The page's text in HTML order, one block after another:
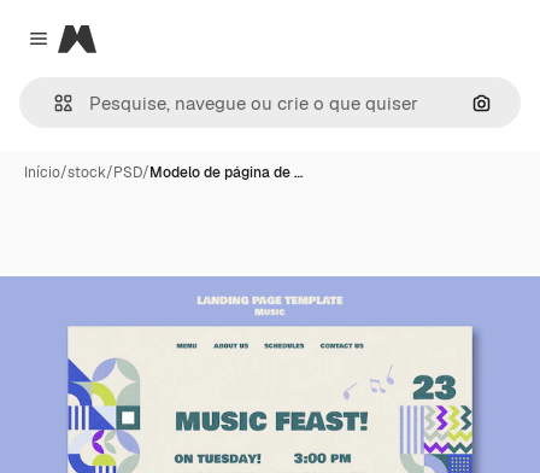
Close menu
Magnific
Início/stock/PSD/Modelo de página de …